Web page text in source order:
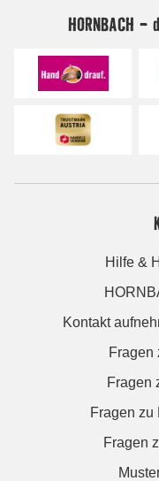
HORNBACH
Hilfe &
Kontakt
Fragen
Fragen
Fragen zu
Fragen